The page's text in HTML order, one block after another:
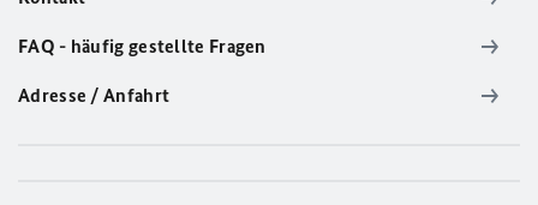
FAQ - häufig gestellte Fragen
Adresse / Anfahrt